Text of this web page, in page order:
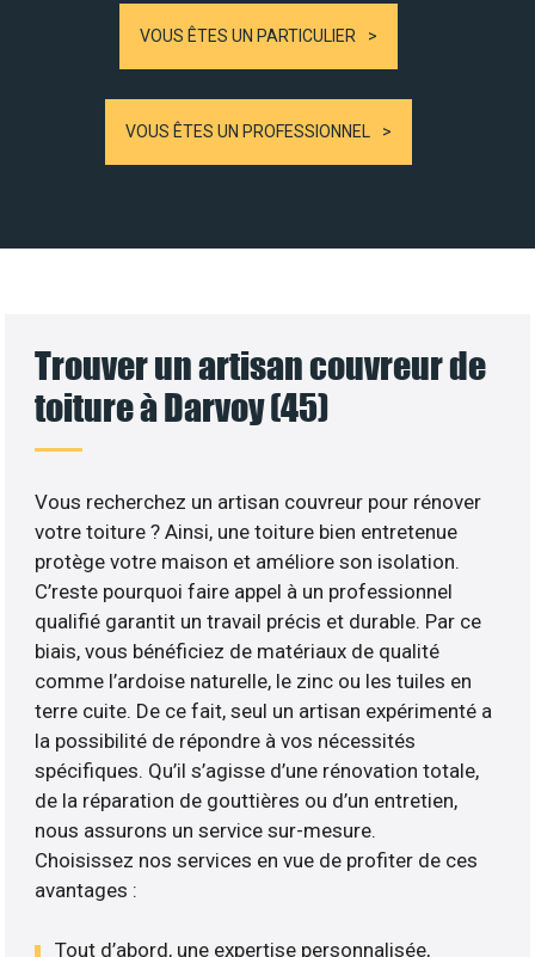
VOUS ÊTES UN PARTICULIER
VOUS ÊTES UN PROFESSIONNEL
Trouver un artisan couvreur de
toiture à Darvoy (45)
Vous recherchez un artisan couvreur pour rénover
votre toiture ? Ainsi, une toiture bien entretenue
protège votre maison et améliore son isolation.
C’reste pourquoi faire appel à un professionnel
qualifié garantit un travail précis et durable. Par ce
biais, vous bénéficiez de matériaux de qualité
comme l’ardoise naturelle, le zinc ou les tuiles en
terre cuite. De ce fait, seul un artisan expérimenté a
la possibilité de répondre à vos nécessités
spécifiques. Qu’il s’agisse d’une rénovation totale,
de la réparation de gouttières ou d’un entretien,
nous assurons un service sur-mesure.
Choisissez nos services en vue de profiter de ces
avantages :
Tout d’abord, une expertise personnalisée,